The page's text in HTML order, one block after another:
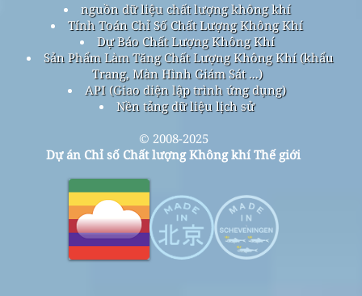
nguồn dữ liệu chất lượng không khí
Tính Toán Chỉ Số Chất Lượng Không Khí
Dự Báo Chất Lượng Không Khí
Sản Phẩm Làm Tăng Chất Lượng Không Khí (khẩu
Trang, Màn Hình Giám Sát ...)
API (Giao diện lập trình ứng dụng)
Nền tảng dữ liệu lịch sử
© 2008-2025
Dự án Chỉ số Chất lượng Không khí Thế giới